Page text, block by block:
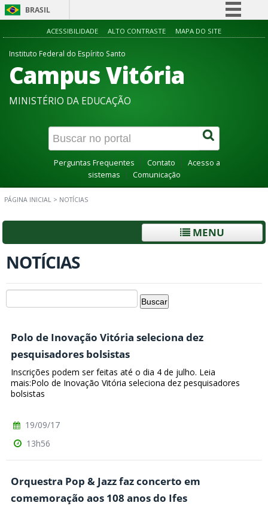
BRASIL
Simplifique!
Acesso à informação
Canais
ACESSIBILIDADE ALTO CONTRASTE MAPA DO SITE
Instituto Federal do Espírito Santo
Campus Vitória
MINISTÉRIO DA EDUCAÇÃO
Perguntas Frequentes Contato
Acesso a
sistemas
Comunicação
PÁGINA INICIAL > NOTÍCIAS
MENU
NOTÍCIAS
Polo de Inovação Vitória seleciona dez
pesquisadores bolsistas
Inscrições podem ser feitas até o dia 4 de julho. Leia
mais:Polo de Inovação Vitória seleciona dez pesquisadores
bolsistas
19/09/17
13h56
Orquestra Pop & Jazz faz concerto em
comemoração aos 108 anos do Ifes